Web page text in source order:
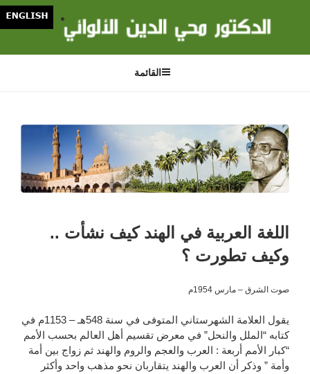
القائمة
اللغة العربية في الهند كيف نشأت ..
وكيف تطورت ؟
صوت الشرق – مارس 1954م
يقول العلامة الشهرستاني المتوفى في سنة 548هـ – 1153م في
كتابه “الملل والنحل” في معرض تقسيم أهل العالم بحسب الأمم
“كبار الأمم أربعة : العرب والعجم والروم والهند ثم زواج بين أمة
وأمة ” وذكر أن العرب والهند يتقاربان نحو مذهب واحد وأكثر